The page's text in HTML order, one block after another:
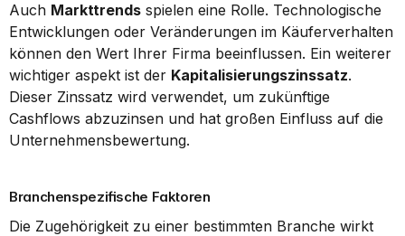
Auch Markttrends spielen eine Rolle. Technologische
Entwicklungen oder Veränderungen im Käuferverhalten
können den Wert Ihrer Firma beeinflussen. Ein weiterer
wichtiger aspekt ist der Kapitalisierungszinssatz.
Dieser Zinssatz wird verwendet, um zukünftige
Cashflows abzuzinsen und hat großen Einfluss auf die
Unternehmensbewertung.
Branchenspezifische Faktoren
Die Zugehörigkeit zu einer bestimmten Branche wirkt